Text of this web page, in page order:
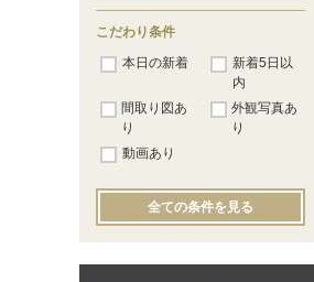
こだわり条件
本日の新着
新着5日以
内
間取り図あ
り
外観写真あ
り
動画あり
全ての条件を見る